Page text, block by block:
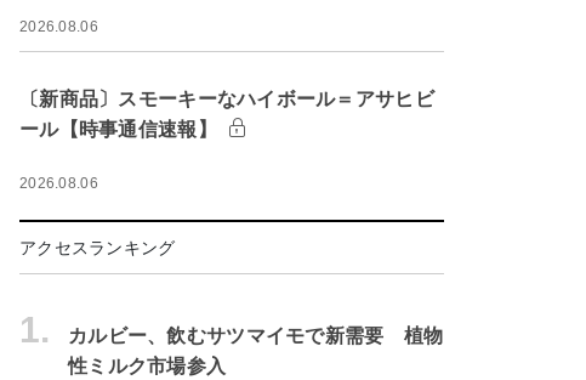
2026.08.06
〔新商品〕スモーキーなハイボール＝アサヒビ
ール【時事通信速報】
2026.08.06
アクセスランキング
1.
カルビー、飲むサツマイモで新需要 植物
性ミルク市場参入